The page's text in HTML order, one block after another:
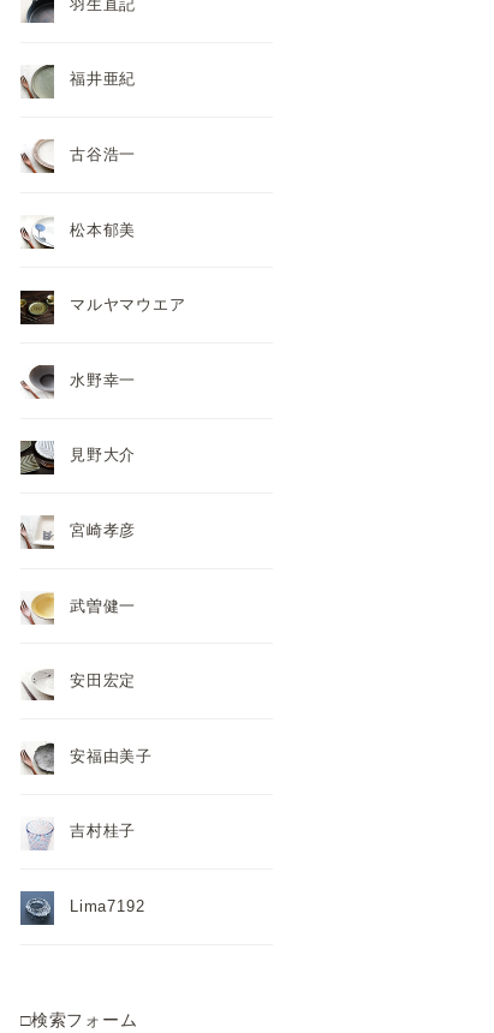
羽生直記
福井亜紀
古谷浩一
松本郁美
マルヤマウエア
水野幸一
見野大介
宮崎孝彦
武曽健一
安田宏定
安福由美子
吉村桂子
Lima7192
□検索フォーム